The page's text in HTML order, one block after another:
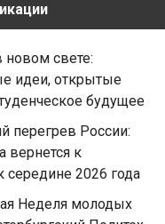
новом свете:
идеи, открытые
будущее
перегрев России:
вернется к
середине 2026 года
Неделя молодых